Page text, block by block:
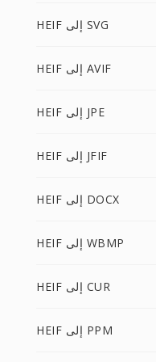
HEIF إلى SVG
HEIF إلى AVIF
HEIF إلى JPE
HEIF إلى JFIF
HEIF إلى DOCX
HEIF إلى WBMP
HEIF إلى CUR
HEIF إلى PPM